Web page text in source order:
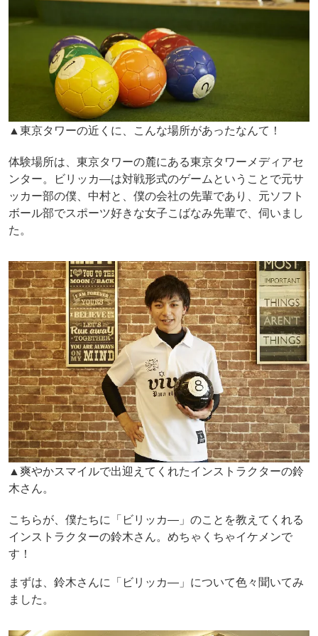
▲東京タワーの近くに、こんな場所があったなんて！
体験場所は、東京タワーの麓にある東京タワーメディアセ
ンター。ビリッカ―は対戦形式のゲームということで元サ
ッカー部の僕、中村と、僕の会社の先輩であり、元ソフト
ボール部でスポーツ好きな女子こばなみ先輩で、伺いまし
た。
▲爽やかスマイルで出迎えてくれたインストラクターの鈴
木さん。
こちらが、僕たちに「ビリッカ―」のことを教えてくれる
インストラクターの鈴木さん。めちゃくちゃイケメンで
す！
まずは、鈴木さんに「ビリッカ―」について色々聞いてみ
ました。